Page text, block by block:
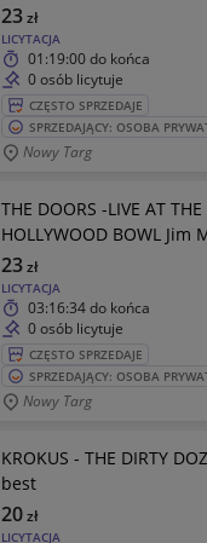
LICYTACJA
23zł
01:19:00do końca
0 osób licytuje
CZĘSTO SPRZEDAJE
SPRZEDAJĄCY: OSOBA
Nowy Targ
THE DOORS -LIVE AT THE
HOLLYWOOD BOWL Jim
LICYTACJA
23zł
03:16:34do końca
0 osób licytuje
CZĘSTO SPRZEDAJE
SPRZEDAJĄCY: OSOBA
Nowy Targ
KROKUS - THE DIRTY
best
LICYTACJA
20zł